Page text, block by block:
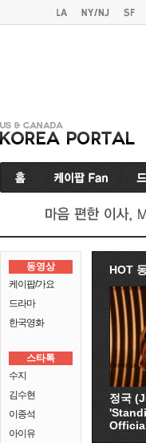
동영상
케이팝/가요
드라마
한국영화
스타톡
수지
김수현
이종석
아이유
HOT
정국